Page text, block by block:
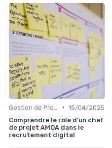
• 15/04/2025
Comprendre le rôle d'un chef
de projet AMOA dans le
recrutement digital